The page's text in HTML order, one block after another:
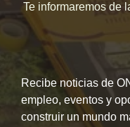
Te informaremos de
Recibe noticias de
empleo, eventos y
construir un mundo